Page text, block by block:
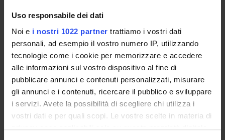
Uso responsabile dei dati
Noi e i nostri 1022 partner trattiamo i vostri dati
personali, ad esempio il vostro numero IP, utilizzando
tecnologie come i cookie per memorizzare e accedere
alle informazioni sul vostro dispositivo al fine di
pubblicare annunci e contenuti personalizzati, misurare
gli annunci e i contenuti, ricercare il pubblico e sviluppare
i servizi. Avete la possibilità di scegliere chi utilizza i
vostri dati e per quali scopi. Le vostre scelte in materia di
privacy sono applicabili solo su questa proprietà digitale
COURSES
PHD PROGRAMMES AND POSTGRADUATE
TRAINING
Contacts
People
Places
Calendar